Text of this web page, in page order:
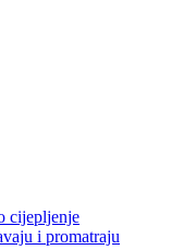
cijepljenje
i promatraju